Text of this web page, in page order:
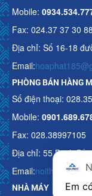
Mobile:
Fax: 024.37 37 30 88
Địa chỉ: Số 16-18
Email:
PHÒNG BÁN HÀNG
Số điện thoại:
Mobile:
Fax: 028.38997105
Địa chỉ: 55 Bạch
Email:
NHÀ MÁY